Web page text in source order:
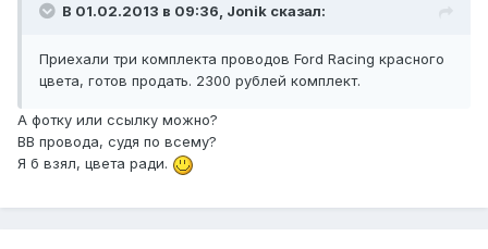
В 01.02.2013 в 09:36, Jonik сказал:
Приехали три комплекта проводов Ford Racing красного
цвета, готов продать. 2300 рублей комплект.
А фотку или ссылку можно?
ВВ провода, судя по всему?
Я б взял, цвета ради.